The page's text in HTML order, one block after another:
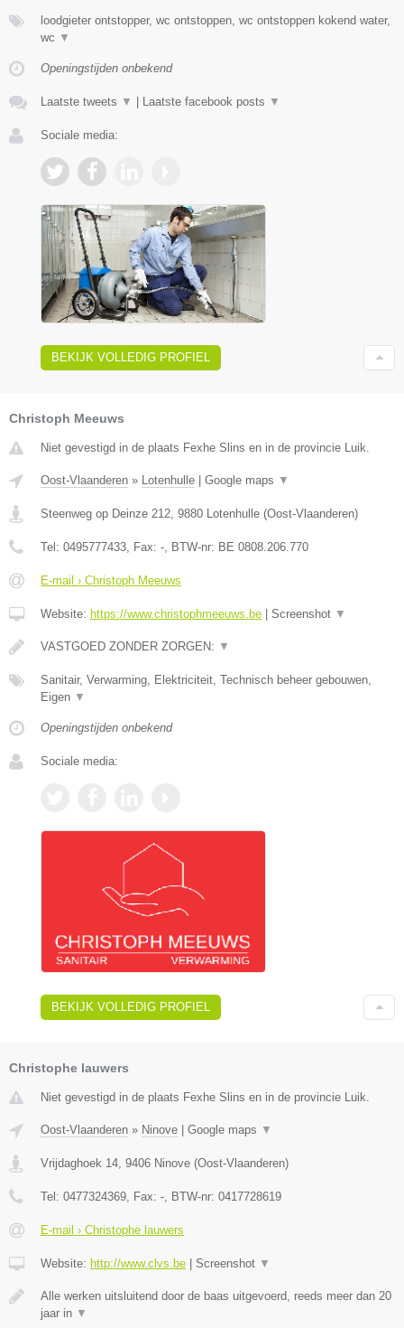
loodgieter ontstopper, wc ontstoppen, wc ontstoppen kokend water,
wc ▼
Openingstijden onbekend
Laatste tweets ▼ | Laatste facebook posts ▼
Sociale media:
BEKIJK VOLLEDIG PROFIEL
Christoph Meeuws
Niet gevestigd in de plaats Fexhe Slins en in de provincie Luik.
Oost-Vlaanderen » Lotenhulle | Google maps ▼
Steenweg op Deinze 212 9880 Lotenhulle (Oost-Vlaanderen)
Tel: 0495777433 , Fax: - , BTW-nr: BE 0808.206.770
E-mail › Christoph Meeuws
Website: https://www.christophmeeuws.be | Screenshot ▼
VASTGOED ZONDER ZORGEN: ▼
Sanitair, Verwarming, Elektriciteit, Technisch beheer gebouwen,
Eigen ▼
Openingstijden onbekend
Sociale media:
BEKIJK VOLLEDIG PROFIEL
Christophe lauwers
Niet gevestigd in de plaats Fexhe Slins en in de provincie Luik.
Oost-Vlaanderen » Ninove Google maps ▼
Vrijdaghoek 14, 9406 Ninove (Oost-Vlaanderen)
Tel: 0477324369, Fax: -, BTW-nr: 0417728619
E-mail › Christophe lauwers
Website: http://www.clvs.be Screenshot ▼
Alle werken uitsluitend door de baas uitgevoerd, reeds meer dan 20
jaar in ▼